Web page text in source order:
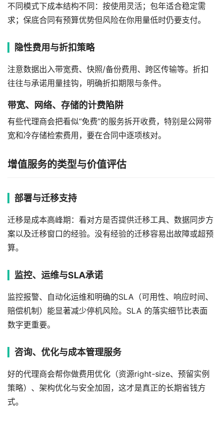
不同模式下成本结构不同：按使用灵活；包年适合稳定需
求；保底合同有预算优势但风险在你用量低时仍要支付。
隐性费用与折扣策略
注意数据出入带宽费、快照/备份费用、跨区传输等。折扣
往往与承诺用量挂钩，明确折扣期限与条件。
带宽、网络、存储的计费陷阱
有些代理商会把看似“免费”的服务拆开收费，特别是公网带
宽和冷存储检索费用，要在合同中逐项核对。
增值服务的类型与价值评估
部署与迁移支持
迁移是成本高峰期：看对方是否提供迁移工具、数据同步方
案以及迁移窗口的经验。没有经验的迁移容易出故障或超预
算。
监控、运维与SLA承诺
监控报警、自动化运维和明确的SLA（可用性、响应时间、
赔偿机制）能显著减少停机风险。SLA 的落实细节比表面
数字更重要。
咨询、优化与成本管理服务
好的代理商会帮你做费用优化（资源right-size、预留实例
策略）、架构优化与安全加固，这才是真正的长期省钱方
式。